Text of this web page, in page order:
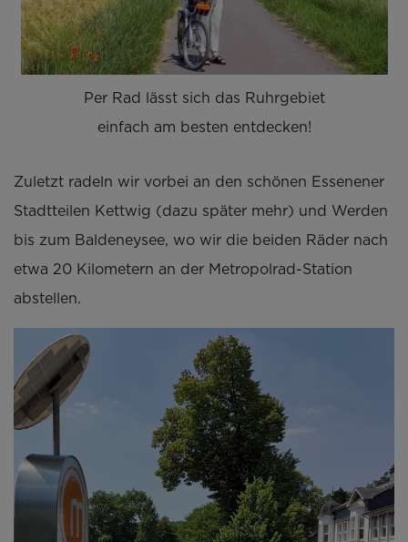
Per Rad lässt sich das Ruhrgebiet
einfach am besten entdecken!
Zuletzt radeln wir vorbei an den schönen Essenener
Stadtteilen Kettwig (dazu später mehr) und Werden
bis zum Baldeneysee, wo wir die beiden Räder nach
etwa 20 Kilometern an der Metropolrad-Station
abstellen.